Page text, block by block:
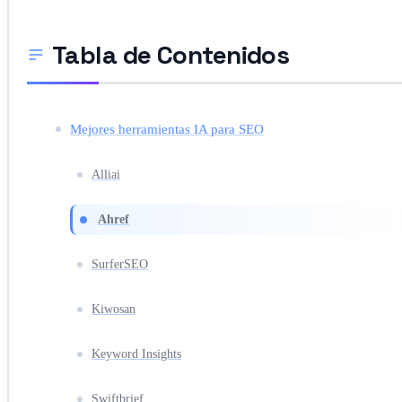
Tabla de Contenidos
Mejores herramientas IA para SEO
Alliai
Ahref
SurferSEO
Kiwosan
Keyword Insights
Swiftbrief